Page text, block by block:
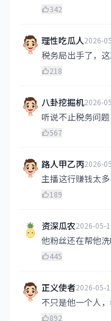
342
理性吃瓜人2026-
税务局出手了，
218
八卦挖掘机2026-
听说不止税务问
567
路人甲乙丙2026-
主播这行赚钱太
189
资深瓜农2026-05-
他粉丝还在帮他
445
正义使者2026-05-
不只是他一个人
892